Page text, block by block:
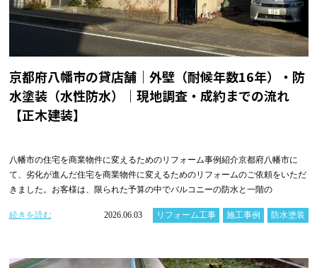
京都府八幡市の貸店舗｜外壁（耐候年数16年）・防
水塗装（水性防水）｜現地調査・成約までの流れ
【正木建装】
八幡市の住宅を商業物件に変えるためのリフォーム事例紹介京都府八幡市に
て、劣化が進んだ住宅を商業物件に変えるためのリフォームのご依頼をいただ
きました。お客様は、限られた予算の中でバルコニーの防水と一階の
続きを読む 2026.06.03 リフォーム工事 施工事例 防水塗装